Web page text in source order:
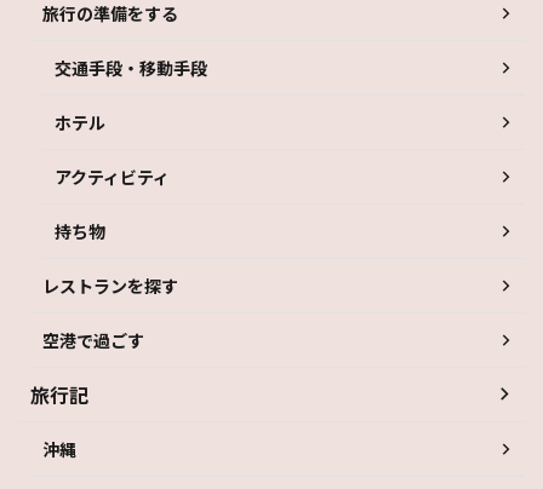
旅行の準備をする
交通手段・移動手段
ホテル
アクティビティ
持ち物
レストランを探す
空港で過ごす
旅行記
沖縄